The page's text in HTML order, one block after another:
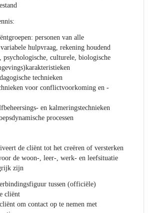
personen van alle
hulpvraag, rekening houdend
psychologische, culturele, biologische
technieken
voor conflictvoorkoming en -
en kalmeringstechnieken
processen
de cliënt tot het creëren of versterken
de woon-, leer-, werk- en leefsituatie
zijn
tussen (officiële)
cliënt
om contact op te nemen met